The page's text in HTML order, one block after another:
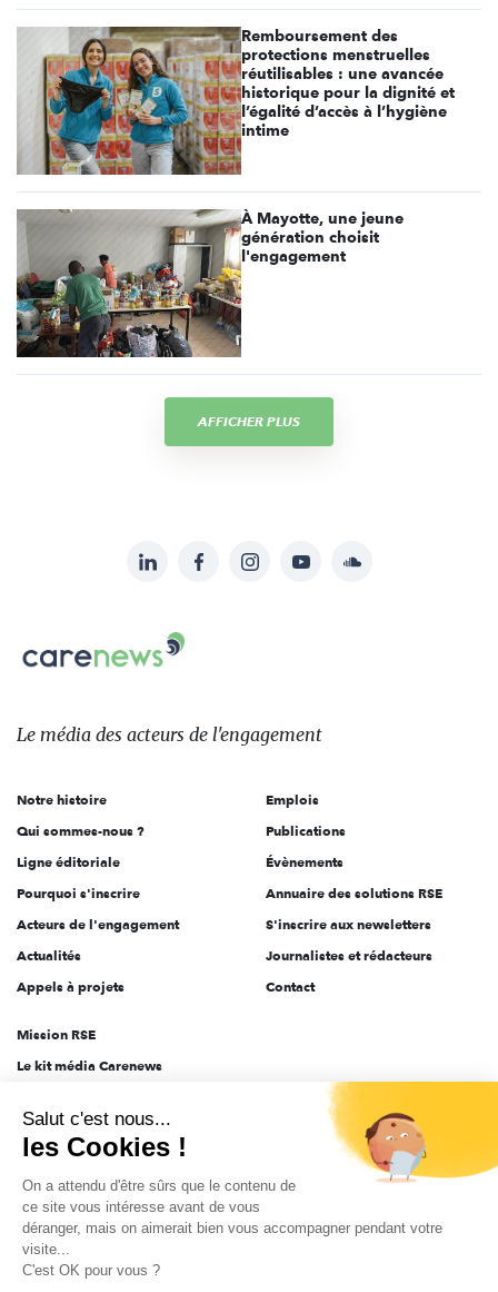
Remboursement des
protections menstruelles
réutilisables : une avancée
historique pour la dignité et
l’égalité d’accès à l’hygiène
intime
À Mayotte, une jeune
génération choisit
l'engagement
AFFICHER PLUS
sur:
LinkedInFacebookInstagramYouTubeSoundcloud
Carenews,
Le
des
l'engagement
Le média des acteurs de l'engagement
Notre histoire
Qui sommes-nous ?
Ligne éditoriale
Pourquoi s'inscrire
Acteurs de l'engagement
Actualités
Appels à projets
Emplois
Publications
Évènements
Annuaire des solutions RSE
S'inscrire aux newsletters
Journalistes et rédacteurs
Contact
Mission RSE
Le kit média Carenews
AEF info
Novethic
PRODURABLE
Inclusiv Day
Salut c'est nous...
les Cookies !
On a attendu d'être sûrs que le contenu de
ce site vous intéresse avant de vous
déranger, mais on aimerait bien vous accompagner pendant votre
visite...
C'est OK pour vous ?